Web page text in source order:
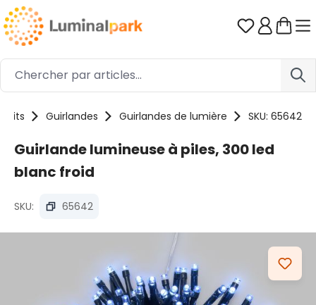
Passer au contenu principal Vous avez
Guirlandes Guirlandes de lumière SKU: 65642
Guirlande lumineuse à piles, 300 led
blanc froid
SKU: 65642